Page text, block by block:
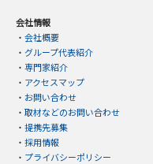
会社情報
・ 会社概要
・ グループ代表紹介
・ 専門家紹介
・ アクセスマップ
・ お問い合わせ
・ 取材などのお問い合わせ
・ 提携先募集
・ 採用情報
・ プライバシーポリシー